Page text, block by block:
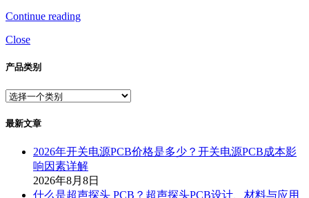
Continue reading
Close
产品类别
最新文章
2026年开关电源PCB价格是多少？开关电源PCB成本影
响因素详解
2026年8月8日
什么是超声探头 PCB？超声探头PCB设计、材料与应用